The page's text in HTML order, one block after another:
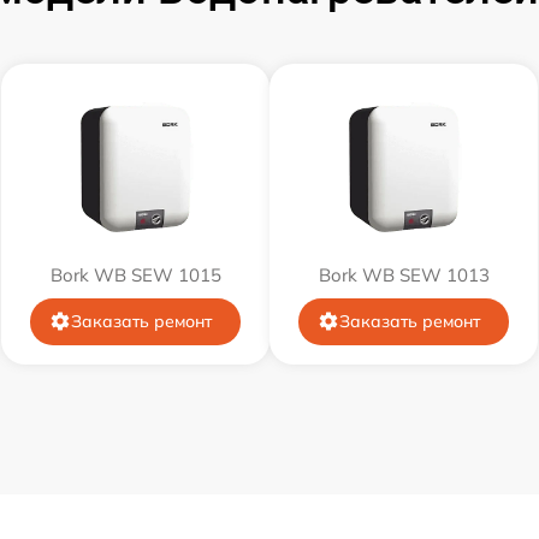
от 60 мин
Bork WB SEW 1015
Заказать ремонт
Bork WB SEW 1013
Заказать ремонт